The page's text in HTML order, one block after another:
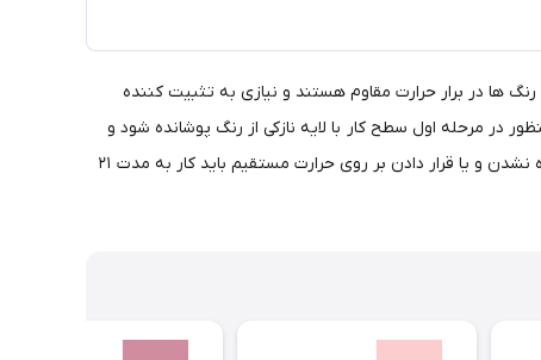
ها در برار حرارت مقاوم هستند و نیازی به تثبیت کننده
در مرحله اول سطح کار با لایه نازکی از رنگ پوشانده شود و
بعد از دو ساعت مرحله بعدی رنگ آمیزی صورت می گیرد . رنگ های مولتی سرفیس بعد از سه الی چهار ساعت خشک می شود . اما برای خراشیده نشدن و یا قرار دادن بر روی حرارت مستقیم باید کار به مدت ۲۱